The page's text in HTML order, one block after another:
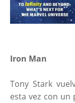
Iron Man
Tony Stark
esta vez con un